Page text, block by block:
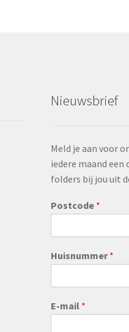
Nieuwsbrief
Meld je aan voor
iedere maand een
folders bij jou uit
Postcode *
Huisnummer*
E-mail *